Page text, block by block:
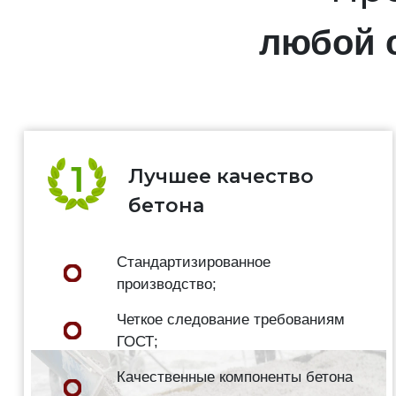
любой
Лучшее качество
бетона
Стандартизированное
производство;
Четкое следование требованиям
ГОСТ;
Качественные компоненты бетона